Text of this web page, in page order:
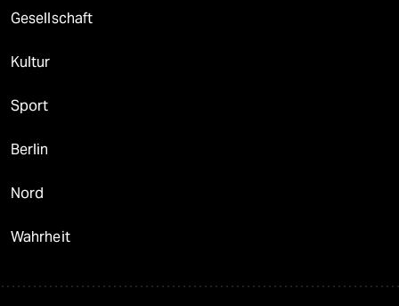
Gesellschaft
Kultur
Sport
Berlin
Nord
Wahrheit